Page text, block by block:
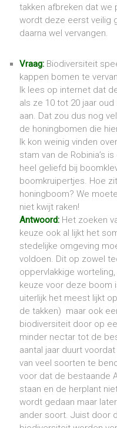
takken afbreken dat we
wordt deze eerst veilig
daarna wel vervangen.
Vraag: Biodiversiteit
kappen bomen te
Ik lees op internet dat
als ze 10 tot 20 jaar
aan. Dat zou dus nog
de honingbomen die
Ik kon weinig vinden
stam van de Robinia’s
heel geliefd bij
boomkruipertjes. Hoe
honingboom? We
niet kwijt raken!
Antwoord: Het zoeken
keuze ook al lijkt het
stedelijke omgeving
voldoen. Dit op zowel
oppervlakkige
keuze voor deze boom
uiterlijk het meest lijkt
de takken) maar ook
biodiversiteit door op
minder nectar tot de
aantal jaar duurt
van veel soorten te
voor dat de bestaande
staan en de herplant
wordt gedaan maar
ander soort. Juist door